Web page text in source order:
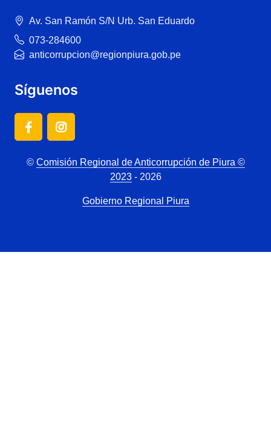
Av. San Ramón S/N Urb. San Eduardo
073-284600
anticorrupcion@regionpiura.gob.pe
Síguenos
© Comisión Regional de Anticorrupción de Piura ©
2023- 2026
Gobierno Regional Piura